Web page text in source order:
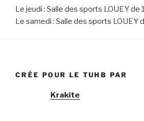
Le jeudi : Salle des sports LOUEY de
Le samedi : Salle des sports LOUEY
CRÉE POUR LE TUHB PAR
Krakite